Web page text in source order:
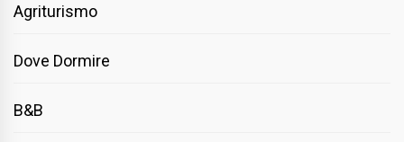
Agriturismo
Dove Dormire
B&B